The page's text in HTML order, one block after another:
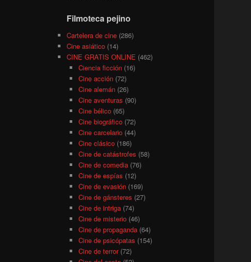
Filmoteca pejino
Cartelera de cine (286)
Cine asiático (14)
CINE GRATIS ONLINE (462)
Ciencia ficción(16)
Cine acción(72)
Cine alemán(26)
Cine aventuras (90)
Cine bélico(65)
Cine biográfico(72)
Cine carcelario(44)
Cine clásico(186)
Cine de catástrofes (58)
Cine de comedia(76)
Cine de espías (12)
Cine de evasión(169)
Cine de gánsteres (27)
Cine de intriga(74)
Cine de misterio(46)
Cine de propaganda(64)
Cine de psicópatas (154)
Cine de terror(72)